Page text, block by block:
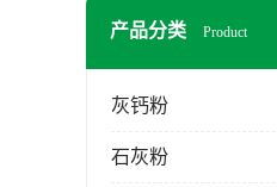
产品分类 Product
灰钙粉
石灰粉